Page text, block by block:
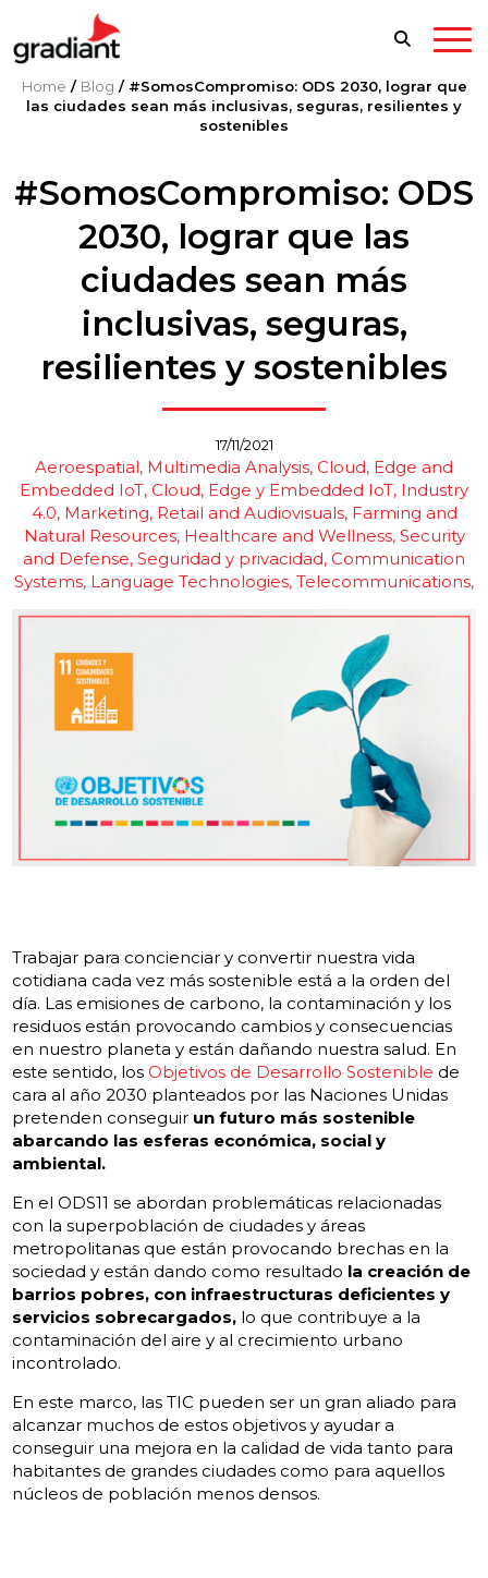
Home / Blog / #SomosCompromiso: ODS 2030, lograr que
las ciudades sean más inclusivas, seguras, resilientes y
sostenibles
#SomosCompromiso: ODS
2030, lograr que las
ciudades sean más
inclusivas, seguras,
resilientes y sostenibles
17/11/2021
Aeroespatial Multimedia Analysis Cloud, Edge and
Embedded IoT Cloud, Edge y Embedded IoT Industry
4.0 Marketing, Retail and Audiovisuals Farming and
Natural Resources Healthcare and Wellness Security
and Defense Seguridad y privacidad Communication
Systems Language Technologies Telecommunications
Trabajar para concienciar y convertir nuestra vida
cotidiana cada vez más sostenible está a la orden del
día. Las emisiones de carbono, la contaminación y los
residuos están provocando cambios y consecuencias
en nuestro planeta y están dañando nuestra salud. En
este sentido, los Objetivos de Desarrollo Sostenible de
cara al año 2030 planteados por las Naciones Unidas
pretenden conseguir un futuro más sostenible
abarcando las esferas económica, social y
ambiental.
En el ODS11 se abordan problemáticas relacionadas
con la superpoblación de ciudades y áreas
metropolitanas que están provocando brechas en la
sociedad y están dando como resultado la creación de
barrios pobres, con infraestructuras deficientes y
servicios sobrecargados, lo que contribuye a la
contaminación del aire y al crecimiento urbano
incontrolado.
En este marco, las TIC pueden ser un gran aliado para
alcanzar muchos de estos objetivos y ayudar a
conseguir una mejora en la calidad de vida tanto para
habitantes de grandes ciudades como para aquellos
núcleos de población menos densos.